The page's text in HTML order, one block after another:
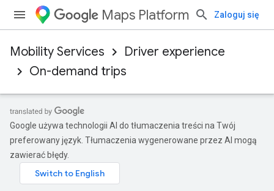
Maps Platform Zaloguj się
Mobility Services
Driver experience
On-demand trips
Google używa technologii AI do tłumaczenia treści na Twój
preferowany język. Tłumaczenia wygenerowane przez AI mogą
zawierać błędy.